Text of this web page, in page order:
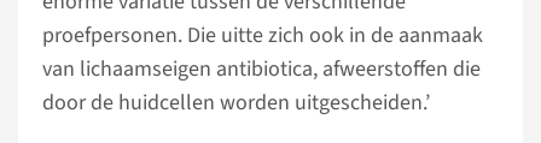
proefpersonen. Die uitte zich ook in de aanmaak
van lichaamseigen antibiotica, afweerstoffen die
door de huidcellen worden uitgescheiden.’